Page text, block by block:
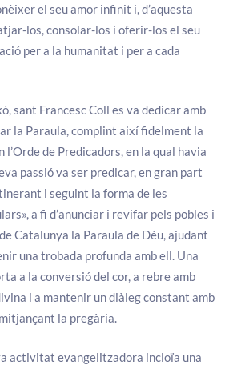
el seu amor infinit i, d’aquesta
los, consolar-los i oferir-los el seu
per a la humanitat i per a cada
sant Francesc Coll es va dedicar amb
la Paraula, complint així fidelment la
l’Orde de Predicadors, en la qual havia
passió va ser predicar, en gran part
i seguint la forma de les
a fi d’anunciar i revifar pels pobles i
Catalunya la Paraula de Déu, ajudant
una trobada profunda amb ell. Una
a la conversió del cor, a rebre amb
i a mantenir un diàleg constant amb
la pregària.
activitat evangelitzadora incloïa una